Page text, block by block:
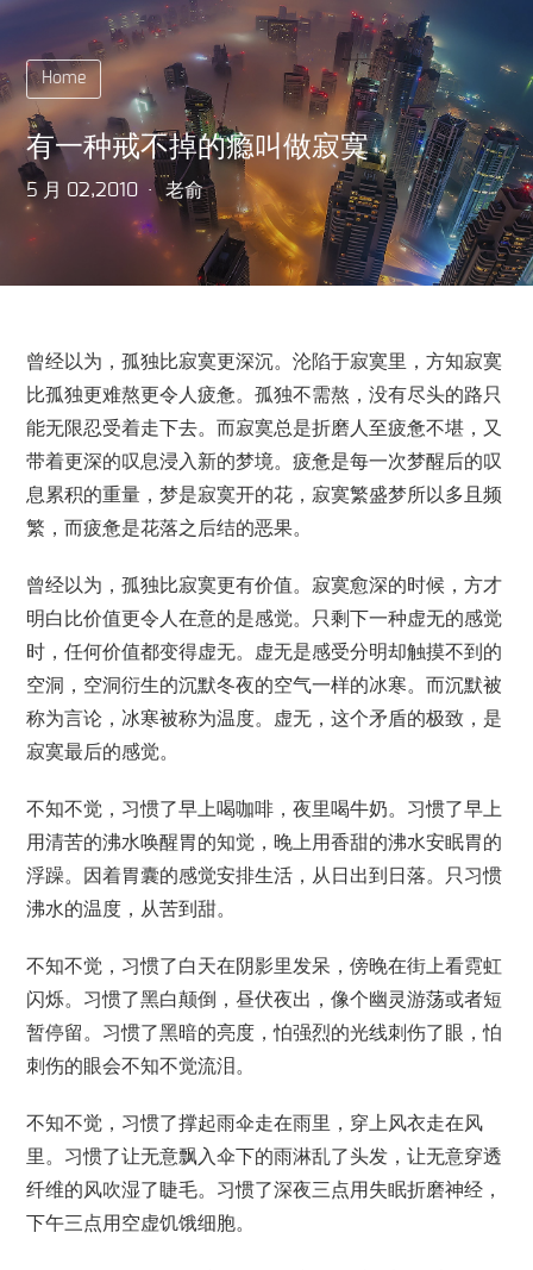
Home
有一种戒不掉的瘾叫做寂寞
5 月 02,2010 老俞
曾经以为，孤独比寂寞更深沉。沦陷于寂寞里，方知寂寞
比孤独更难熬更令人疲惫。孤独不需熬，没有尽头的路只
能无限忍受着走下去。而寂寞总是折磨人至疲惫不堪，又
带着更深的叹息浸入新的梦境。疲惫是每一次梦醒后的叹
息累积的重量，梦是寂寞开的花，寂寞繁盛梦所以多且频
繁，而疲惫是花落之后结的恶果。
曾经以为，孤独比寂寞更有价值。寂寞愈深的时候，方才
明白比价值更令人在意的是感觉。只剩下一种虚无的感觉
时，任何价值都变得虚无。虚无是感受分明却触摸不到的
空洞，空洞衍生的沉默冬夜的空气一样的冰寒。而沉默被
称为言论，冰寒被称为温度。虚无，这个矛盾的极致，是
寂寞最后的感觉。
不知不觉，习惯了早上喝咖啡，夜里喝牛奶。习惯了早上
用清苦的沸水唤醒胃的知觉，晚上用香甜的沸水安眠胃的
浮躁。因着胃囊的感觉安排生活，从日出到日落。只习惯
沸水的温度，从苦到甜。
不知不觉，习惯了白天在阴影里发呆，傍晚在街上看霓虹
闪烁。习惯了黑白颠倒，昼伏夜出，像个幽灵游荡或者短
暂停留。习惯了黑暗的亮度，怕强烈的光线刺伤了眼，怕
刺伤的眼会不知不觉流泪。
不知不觉，习惯了撑起雨伞走在雨里，穿上风衣走在风
里。习惯了让无意飘入伞下的雨淋乱了头发，让无意穿透
纤维的风吹湿了睫毛。习惯了深夜三点用失眠折磨神经，
下午三点用空虚饥饿细胞。